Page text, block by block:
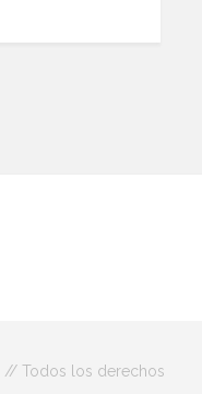
Todos los derechos